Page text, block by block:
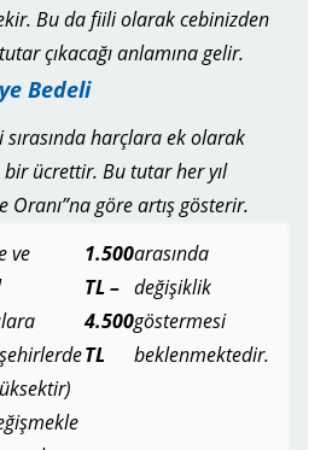
Bu da fiili olarak cebinizden
çıkacağı anlamına gelir.
Bedeli
harçlara ek olarak
ücrettir. Bu tutar her yıl
Oranı”na göre artış gösterir.
ve
1.500
TL –
4.500
TL
arasında
değişiklik
göstermesi
beklenmektedir.